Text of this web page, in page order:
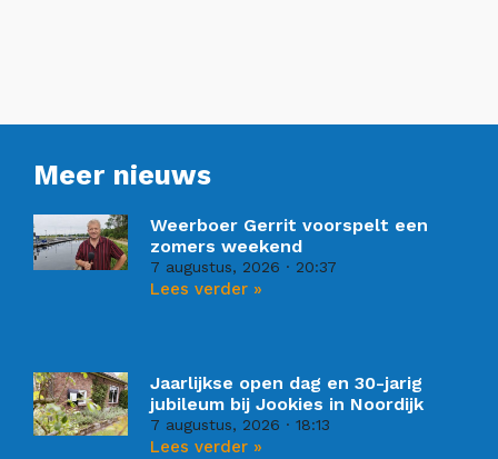
Meer nieuws
Weerboer Gerrit voorspelt een
zomers weekend
7 augustus, 2026 20:37
Lees verder »
Jaarlijkse open dag en 30-jarig
jubileum bij Jookies in Noordijk
7 augustus, 2026 18:13
Lees verder »